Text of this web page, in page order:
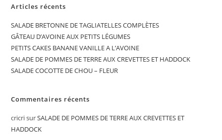
Articles récents
SALADE BRETONNE DE TAGLIATELLES COMPLÈTES
GÂTEAU D’AVOINE AUX PETITS LÉGUMES
PETITS CAKES BANANE VANILLE A L’AVOINE
SALADE DE POMMES DE TERRE AUX CREVETTES ET HADDOCK
SALADE COCOTTE DE CHOU – FLEUR
Commentaires récents
cricrisurSALADE DE POMMES DE TERRE AUX CREVETTES ET
HADDOCK